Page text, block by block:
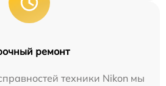
ремонт
техники Nikon мы